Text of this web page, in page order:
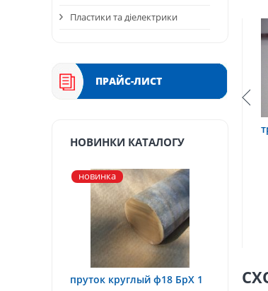
Пластики та діелектрики
ПРАЙС-ЛИСТ
НОВИНКИ КАТАЛОГУ
новинка
пруток круглый ф18 БрХ 1